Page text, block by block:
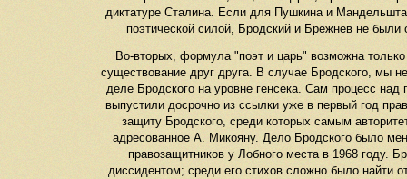
диктатуре Сталина. Если для Пушкина и
поэтической силой, Бродский и Брежнев не
Во-вторых, формула "поэт и царь" возможна
существование друг друга. В случае Бродского, мы
деле Бродского на уровне генсека. Сам процесс
выпустили досрочно из ссылки уже в первый год
защиту Бродского, среди которых самым
адресованное А. Микояну. Дело Бродского было
правозащитников у Лобного места в 1968 году.
диссидентом; среди его стихов сложно было найти